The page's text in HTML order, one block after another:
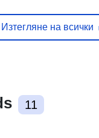
Изтегляне на всички
11